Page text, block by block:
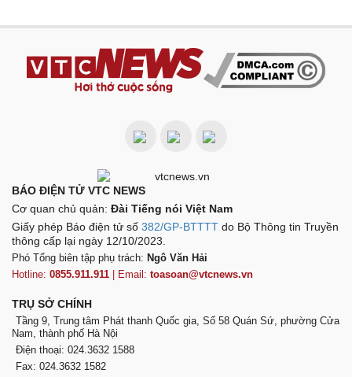
BÁO ĐIỆN TỬ VTC NEWS
Cơ quan chủ quản: Đài Tiếng nói Việt Nam
Giấy phép Báo điện tử số 382/GP-BTTTT do Bộ Thông tin Truyền
thông cấp lại ngày 12/10/2023.
Phó Tổng biên tập phụ trách: Ngô Văn Hải
Hotline: 0855.911.911 | Email: toasoan@vtcnews.vn
TRỤ SỞ CHÍNH
Tầng 9, Trung tâm Phát thanh Quốc gia, Số 58 Quán Sứ, phường Cửa
Nam, thành phố Hà Nội
Điện thoại: 024.3632 1588
Fax: 024.3632 1582